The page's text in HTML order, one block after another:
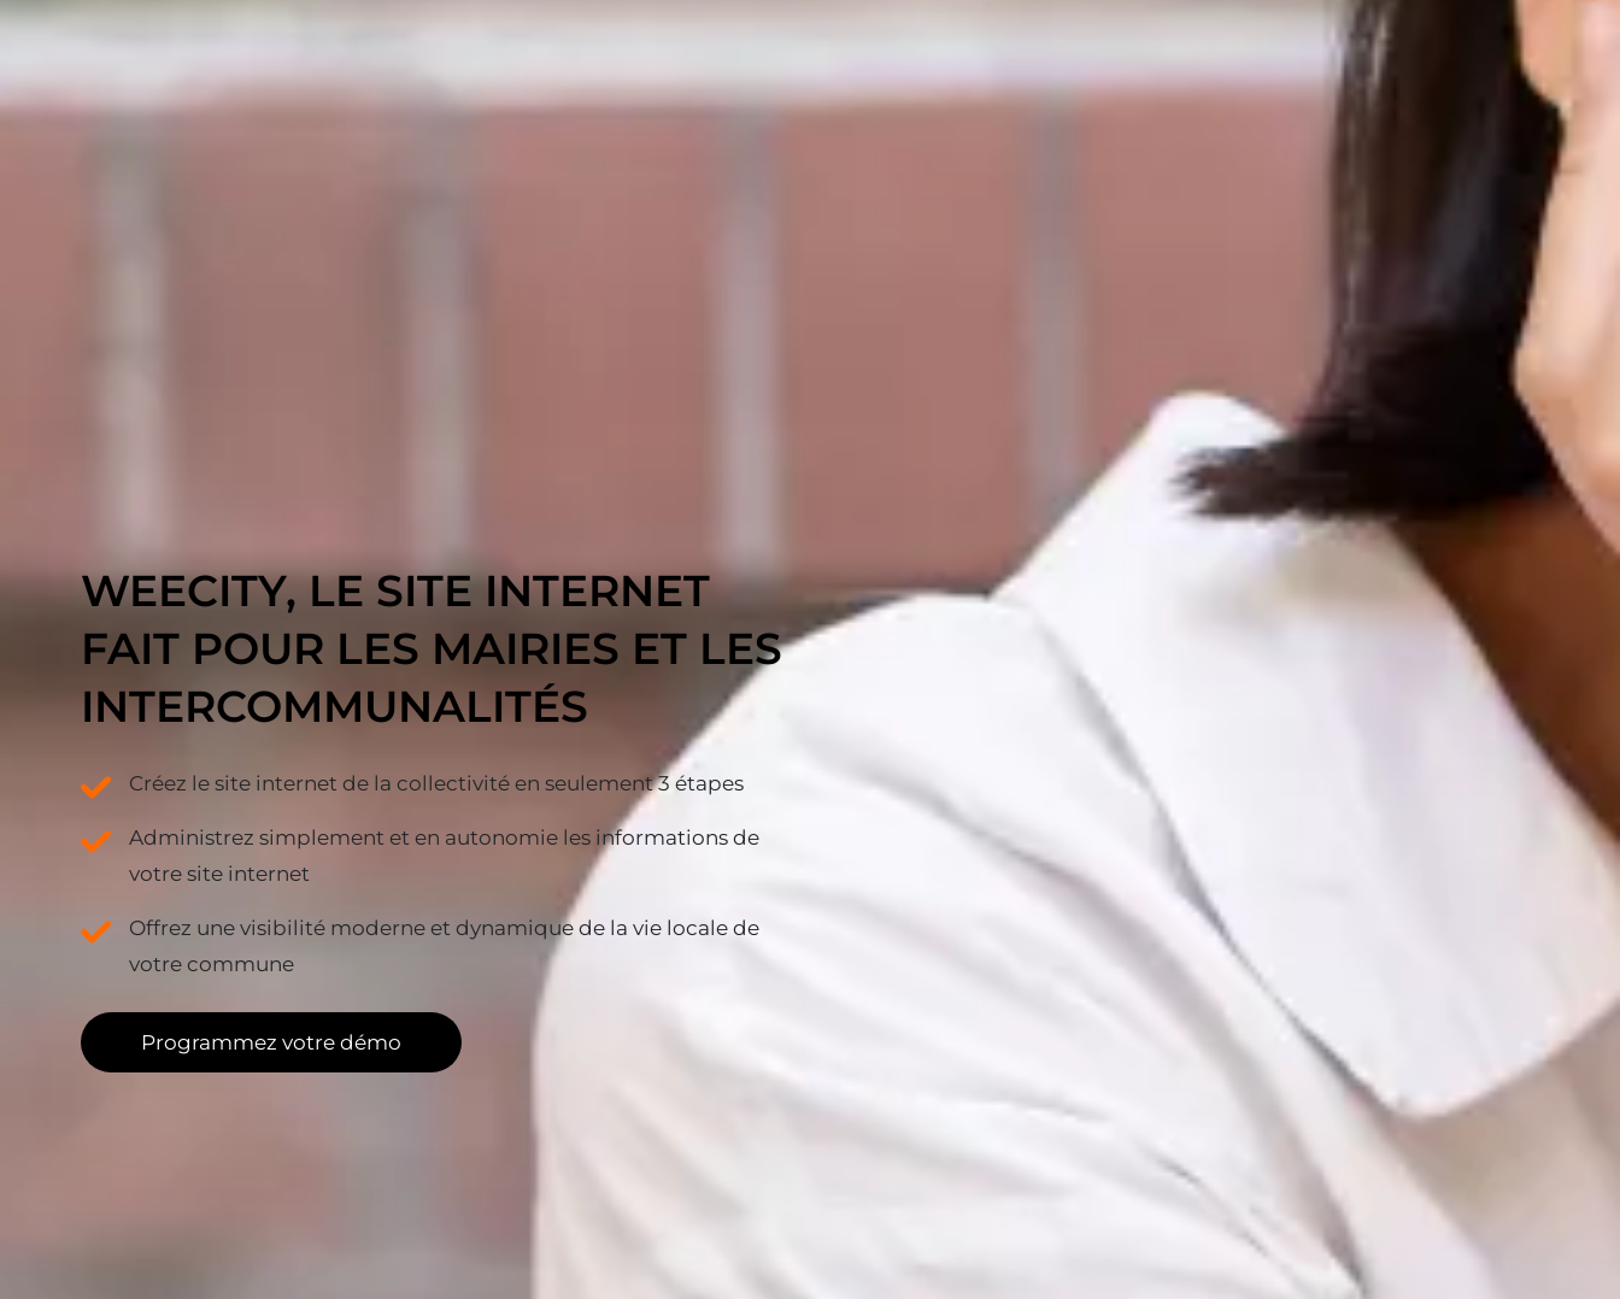
WEECITY, LE SITE INTERNET
FAIT POUR LES MAIRIES ET LES
INTERCOMMUNALITÉS
Créez le site internet de la collectivité en seulement 3 étapes
Administrez simplement et en autonomie les informations de
votre site internet
Offrez une visibilité moderne et dynamique de la vie locale de
votre commune
Programmez votre démo